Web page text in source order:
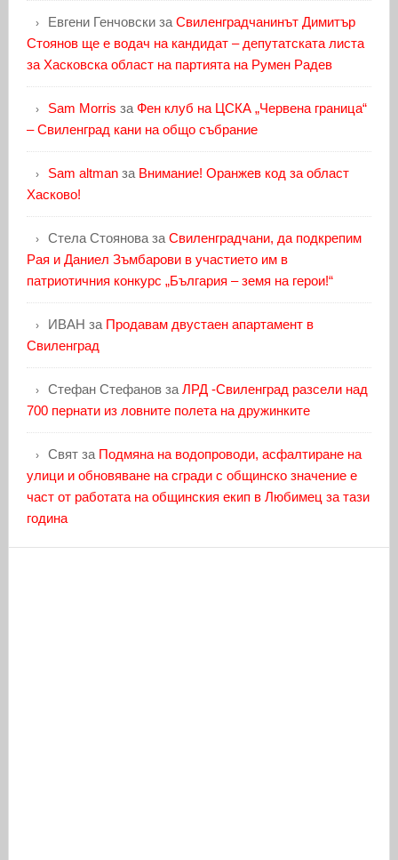
Евгени Генчовскиза Свиленградчанинът Димитър
Стоянов ще е водач на кандидат – депутатската листа
за Хасковска област на партията на Румен Радев
Sam Morris за Фен клуб на ЦСКА „Червена граница“
– Свиленград кани на общо събрание
Sam altmanза Внимание! Оранжев код за област
Хасково!
Стела Стояноваза Свиленградчани, да подкрепим
Рая и Даниел Зъмбарови в участието им в
патриотичния конкурс „България – земя на герои!“
ИВАН за Продавам двустаен апартамент в
Свиленград
Стефан Стефановза ЛРД -Свиленград разсели над
700 пернати из ловните полета на дружинките
Святза Подмяна на водопроводи, асфалтиране на
улици и обновяване на сгради с общинско значение е
част от работата на общинския екип в Любимец за тази
година